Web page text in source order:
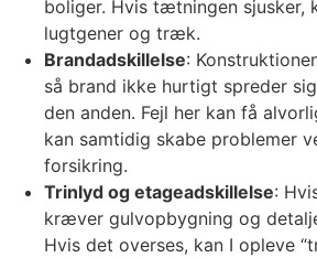
boliger. Hvis tætningen sjusker,
lugtgener og træk.
Brandadskillelse:
så brand ikke hurtigt spreder
den anden. Fejl her kan få
kan samtidig skabe problemer
forsikring.
Trinlyd og etageadskillelse:
kræver gulvopbygning og
Hvis det overses, kan I opleve